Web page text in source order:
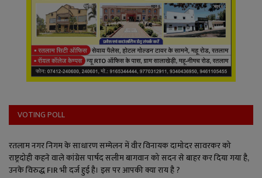
VOTING POLL
रतलाम नगर निगम के साधारण सम्मेलन में वीर विनायक दामोदर सावरकर को
राष्ट्रदोही कहने वाले कांग्रेस पार्षद सलीम बागवान को सदन से बाहर कर दिया गया है,
उनके विरुद्ध FIR भी दर्ज हुई है। इस पर आपकी क्या राय है ?